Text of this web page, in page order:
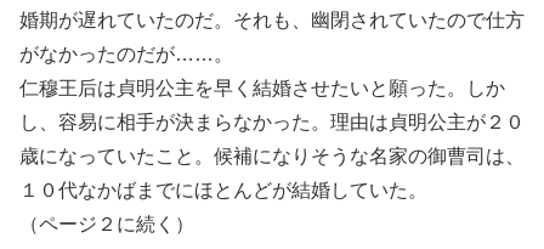
婚期が遅れていたのだ。それも、幽閉されていたので仕方
がなかったのだが……。
仁穆王后は貞明公主を早く結婚させたいと願った。しか
し、容易に相手が決まらなかった。理由は貞明公主が２０
歳になっていたこと。候補になりそうな名家の御曹司は、
１０代なかばまでにほとんどが結婚していた。
（ページ２に続く）